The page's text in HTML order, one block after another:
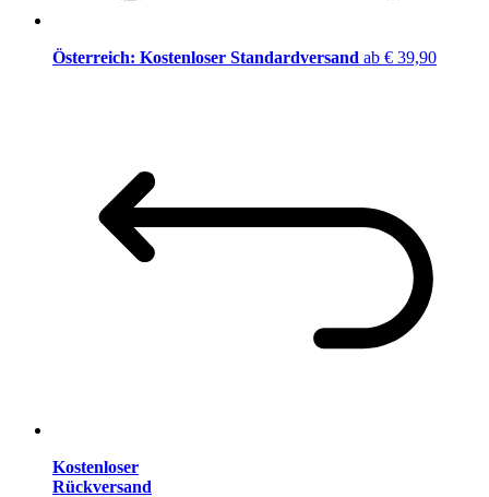
Österreich: Kostenloser Standardversand ab € 39,90
Kostenloser
Rückversand